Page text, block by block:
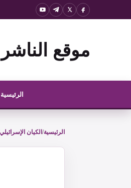
موقع الناشر
الرئيسية
الرئيسية/ الكيان الإسرائيلي